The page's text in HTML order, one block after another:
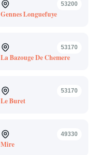
53200
Gennes Longuefuye
53170
La Bazouge De Chemere
53170
Le Buret
49330
Mire